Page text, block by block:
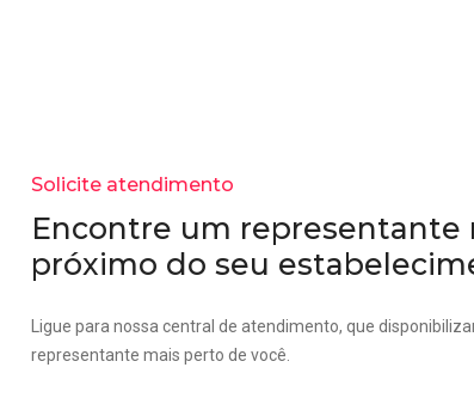
Solicite atendimento
Encontre um representante
próximo do seu
Ligue para nossa central de atendimento, que
representante mais perto de você.